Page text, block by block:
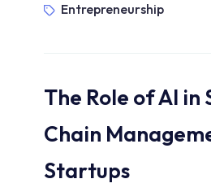
Entrepreneurship
The Role of AI in
Chain
Startups